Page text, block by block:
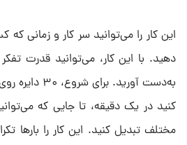
این کار را می‌توانید سر کار و زمانی
دهید. با این کار، می‌توانید قدرت
به‌دست آورید.
کنید در یک دقیقه، تا جایی که
مختلف تبدیل کنید. این کار را بارها